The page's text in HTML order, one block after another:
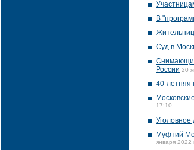
В
Суд в
России 20
40-летняя
17:10
Уголовное
Муфтий
января 2022